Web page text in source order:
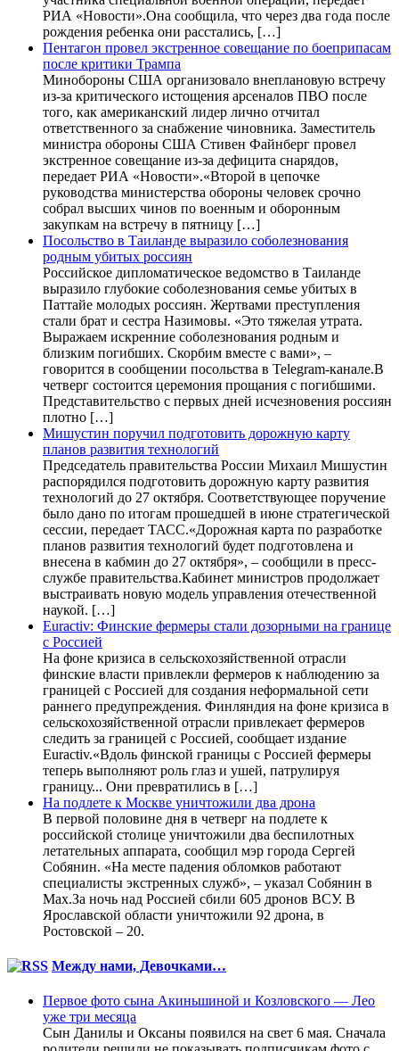
РИА «Новости».Она сообщила, что через два года после
рождения ребенка они расстались, […]
Пентагон провел экстренное совещание по боеприпасам
после критики Трампа
Минобороны США организовало внеплановую встречу
из-за критического истощения арсеналов ПВО после
того, как американский лидер лично отчитал
ответственного за снабжение чиновника. Заместитель
министра обороны США Стивен Файнберг провел
экстренное совещание из-за дефицита снарядов,
передает РИА «Новости».«Второй в цепочке
руководства министерства обороны человек срочно
собрал высших чинов по военным и оборонным
закупкам на встречу в пятницу […]
Посольство в Таиланде выразило соболезнования
родным убитых россиян
Российское дипломатическое ведомство в Таиланде
выразило глубокие соболезнования семье убитых в
Паттайе молодых россиян. Жертвами преступления
стали брат и сестра Назимовы. «Это тяжелая утрата.
Выражаем искренние соболезнования родным и
близким погибших. Скорбим вместе с вами», –
говорится в сообщении посольства в Telegram-канале.В
четверг состоится церемония прощания с погибшими.
Представительство с первых дней исчезновения россиян
плотно […]
Мишустин поручил подготовить дорожную карту
планов развития технологий
Председатель правительства России Михаил Мишустин
распорядился подготовить дорожную карту развития
технологий до 27 октября. Соответствующее поручение
было дано по итогам прошедшей в июне стратегической
сессии, передает ТАСС.«Дорожная карта по разработке
планов развития технологий будет подготовлена и
внесена в кабмин до 27 октября», – сообщили в пресс-
службе правительства.Кабинет министров продолжает
выстраивать новую модель управления отечественной
наукой. […]
Euractiv: Финские фермеры стали дозорными на границе
с Россией
На фоне кризиса в сельскохозяйственной отрасли
финские власти привлекли фермеров к наблюдению за
границей с Россией для создания неформальной сети
раннего предупреждения. Финляндия на фоне кризиса в
сельскохозяйственной отрасли привлекает фермеров
следить за границей с Россией, сообщает издание
Euractiv.«Вдоль финской границы с Россией фермеры
теперь выполняют роль глаз и ушей, патрулируя
границу... Они превратились в […]
На подлете к Москве уничтожили два дрона
В первой половине дня в четверг на подлете к
российской столице уничтожили два беспилотных
летательных аппарата, сообщил мэр города Сергей
Собянин. «На месте падения обломков работают
специалисты экстренных служб», – указал Собянин в
Max.За ночь над Россией сбили 605 дронов ВСУ. В
Ярославской области уничтожили 92 дрона, в
Ростовской – 20.
Между нами, Девочками…
Первое фото сына Акиньшиной и Козловского — Лео
уже три месяца
Сын Данилы и Оксаны появился на свет 6 мая. Сначала